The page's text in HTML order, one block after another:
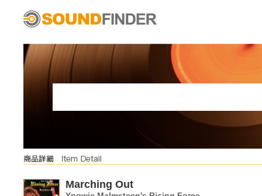
Marching Out